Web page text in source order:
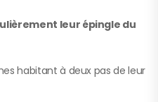
leur épingle du
habitant à deux pas de leur